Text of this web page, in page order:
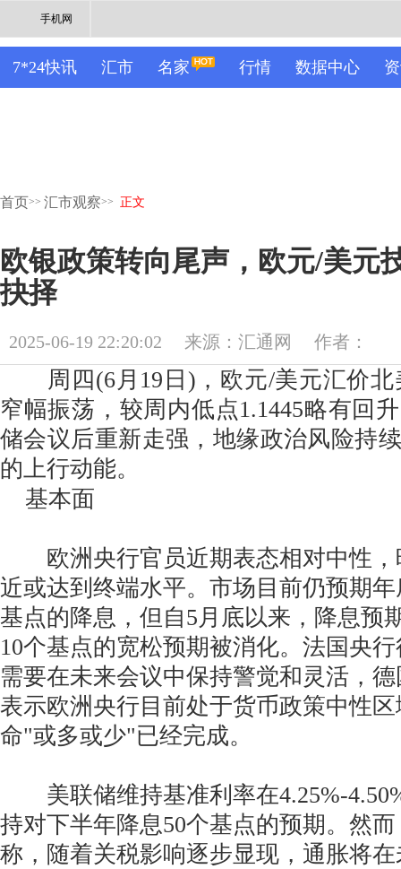
手机网
7*24快讯 汇市 名家 行情 数据中心
首页>> 汇市观察>> 正文
欧银政策转向尾声，欧元/美元
抉择
2025-06-19 22:20:02 来源：汇通网 作者：
周四(6月19日)，欧元/美元汇价北
窄幅振荡，较周内低点1.1445略有回
储会议后重新走强，地缘政治风险持
的上行动能。
基本面
欧洲央行官员近期表态相对中性，
近或达到终端水平。市场目前仍预期
基点的降息，但自5月底以来，降息预
10个基点的宽松预期被消化。法国央
需要在未来会议中保持警觉和灵活，
表示欧洲央行目前处于货币政策中性
命"或多或少"已经完成。
美联储维持基准利率在4.25%-
持对下半年降息50个基点的预期。然
称，随着关税影响逐步显现，通胀将